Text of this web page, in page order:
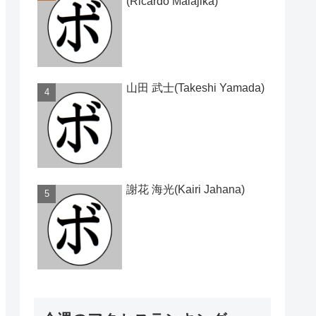
山田 武士(Takeshi Yamada)
謝花 海光(Kairi Jahana)